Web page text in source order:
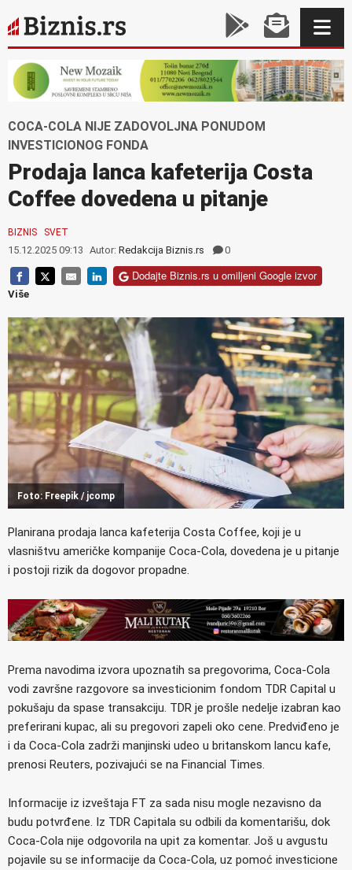
COCA-COLA NIJE ZADOVOLJNA PONUDOM
INVESTICIONOG FONDA
Prodaja lanca kafeterija Costa
Coffee dovedena u pitanje
BIZNIS SVET
15.12.2025 09:13 Autor: Redakcija Biznis.rs 0
Dodajte Biznis.rs u omiljeni Google izvor
Više
Foto: Freepik / jcomp
Planirana prodaja lanca kafeterija Costa Coffee, koji je u
vlasništvu američke kompanije Coca-Cola, dovedena je u pitanje
i postoji rizik da dogovor propadne.
Prema navodima izvora upoznatih sa pregovorima, Coca-Cola
vodi završne razgovore sa investicionim fondom TDR Capital u
pokušaju da spase transakciju. TDR je prošle nedelje izabran kao
preferirani kupac, ali su pregovori zapeli oko cene. Predviđeno je
i da Coca-Cola zadrži manjinski udeo u britanskom lancu kafe,
prenosi Reuters, pozivajući se na Financial Times.
Informacije iz izveštaja FT za sada nisu mogle nezavisno da
budu potvrđene. Iz TDR Capitala su odbili da komentarišu, dok
Coca-Cola nije odgovorila na upit za komentar. Još u avgustu
pojavile su se informacije da Coca-Cola, uz pomoć investicione